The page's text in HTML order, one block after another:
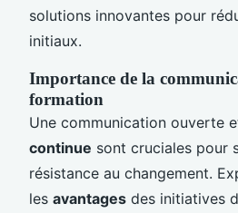
solutions innovantes pour
initiaux.
Importance de la
formation
Une communication ouverte
continue sont cruciales pour
résistance au changement.
les avantages des initiatives